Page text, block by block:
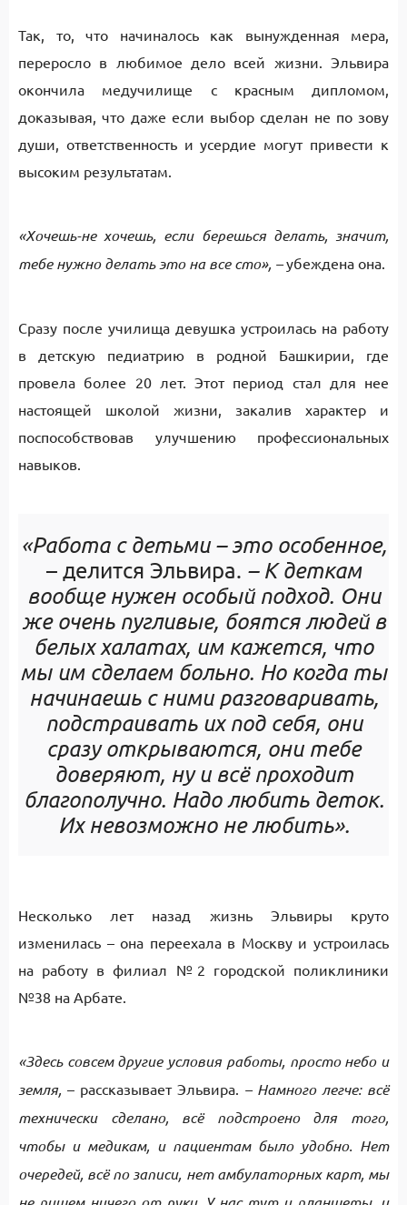
Так, то, что начиналось как вынужденная мера,
переросло в любимое дело всей жизни. Эльвира
окончила медучилище с красным дипломом,
доказывая, что даже если выбор сделан не по зову
души, ответственность и усердие могут привести к
высоким результатам.
«Хочешь-не хочешь, если берешься делать, значит,
тебе нужно делать это на все сто», –убеждена она.
Сразу после училища девушка устроилась на работу
в детскую педиатрию в родной Башкирии, где
провела более 20 лет. Этот период стал для нее
настоящей школой жизни, закалив характер и
поспособствовав улучшению профессиональных
навыков.
«Работа с детьми – это особенное,
– делится Эльвира. – К деткам
вообще нужен особый подход. Они
же очень пугливые, боятся людей в
белых халатах, им кажется, что
мы им сделаем больно. Но когда ты
начинаешь с ними разговаривать,
подстраивать их под себя, они
сразу открываются, они тебе
доверяют, ну и всё проходит
благополучно. Надо любить деток.
Их невозможно не любить».
Несколько лет назад жизнь Эльвиры круто
изменилась – она переехала в Москву и устроилась
на работу в филиал №2 городской поликлиники
№38 на Арбате.
«Здесь совсем другие условия работы, просто небо и
земля, – рассказывает Эльвира. – Намного легче: всё
технически сделано, всё подстроено для того,
чтобы и медикам, и пациентам было удобно. Нет
очередей, всё по записи, нет амбулаторных карт, мы